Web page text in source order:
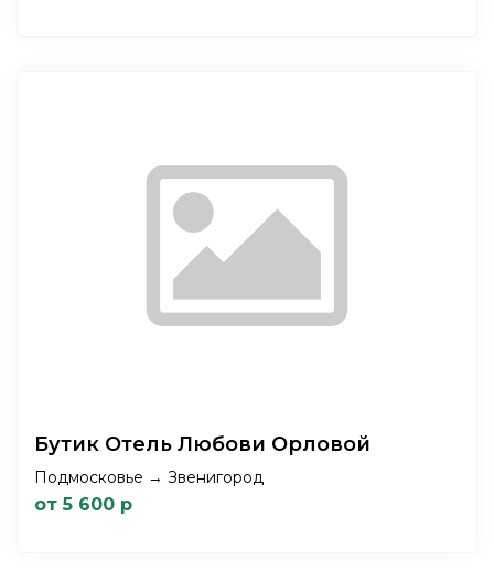
Бутик Отель Любови Орловой
Подмосковье → Звенигород
от 5 600 р